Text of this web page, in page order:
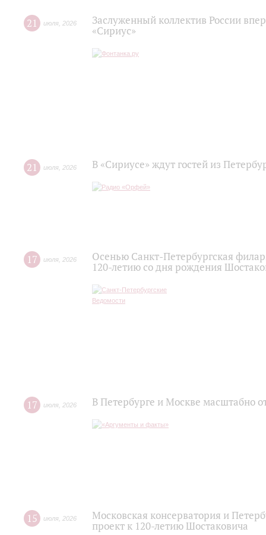
21 июля 2026
Заслуженный коллектив России
«Сириус»
21 июля 2026 В «Сириусе» ждут гостей из
17 июля 2026
Осенью Санкт-Петербургская
120‑летию со дня рождения
17 июля 2026 В Петербурге и Москве масштабно
15 июля 2026
Московская консерватория и
проект к 120-летию Шостаковича